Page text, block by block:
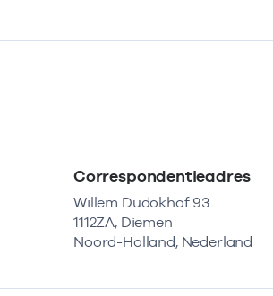
Correspondentieadres
Willem Dudokhof 93
1112ZA, Diemen
Noord-Holland, Nederland